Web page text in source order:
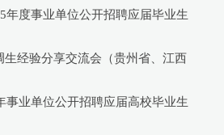
年度事业单位公开招聘应届毕业生
生经验分享交流会（贵州省、江西
事业单位公开招聘应届高校毕业生